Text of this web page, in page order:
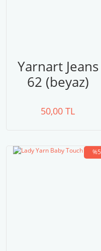
Yarnart Jeans
62 (beyaz)
50,00 TL
%5